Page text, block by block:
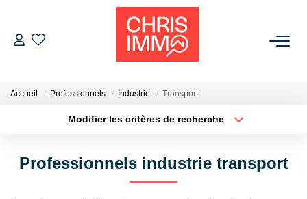
Accueil Professionnels Industrie Transport
Modifier les critères de recherche
Professionnels industrie transport